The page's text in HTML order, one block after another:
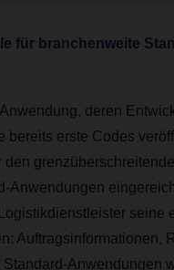
für branchenweite
deren
bereits erste Codes
Anwendungen
seine
Auftragsinformationen,
Anwendungen